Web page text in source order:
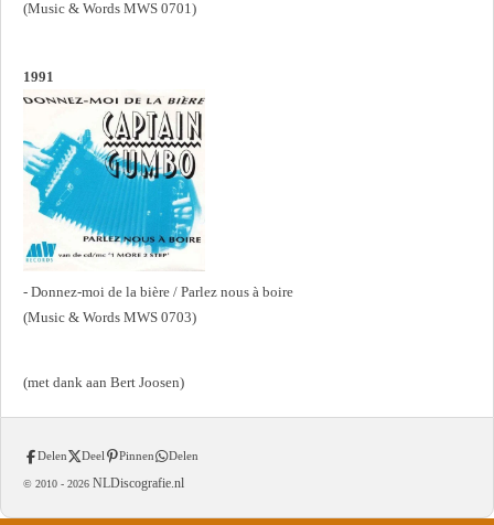
(Music & Words MWS 0701)
1991
- Donnez-moi de la bière / Parlez nous à boire
(Music & Words MWS 0703)
(met dank aan Bert Joosen)
Delen Deel Pinnen Delen
© 2010 - 2026 NLDiscografie.nl